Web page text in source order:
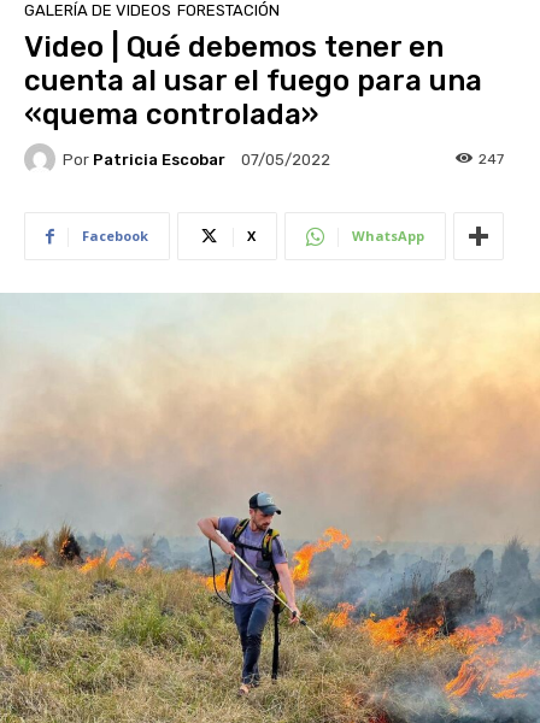
GALERÍA DE VIDEOS FORESTACIÓN
Video | Qué debemos tener en
cuenta al usar el fuego para una
«quema controlada»
Por Patricia Escobar 07/05/2022 247
Facebook X WhatsApp